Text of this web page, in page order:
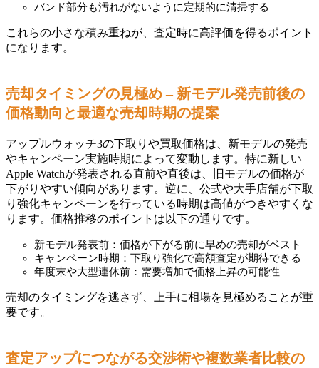
バンド部分も汚れがないように定期的に清掃する
これらの小さな積み重ねが、査定時に高評価を得るポイント
になります。
売却タイミングの見極め – 新モデル発売前後の
価格動向と最適な売却時期の提案
アップルウォッチ3の下取りや買取価格は、新モデルの発売
やキャンペーン実施時期によって変動します。特に新しい
Apple Watchが発表される直前や直後は、旧モデルの価格が
下がりやすい傾向があります。逆に、公式や大手店舗が下取
り強化キャンペーンを行っている時期は高値がつきやすくな
ります。価格推移のポイントは以下の通りです。
新モデル発表前：価格が下がる前に早めの売却がベスト
キャンペーン時期：下取り強化で高額査定が期待できる
年度末や大型連休前：需要増加で価格上昇の可能性
売却のタイミングを逃さず、上手に相場を見極めることが重
要です。
査定アップにつながる交渉術や複数業者比較の